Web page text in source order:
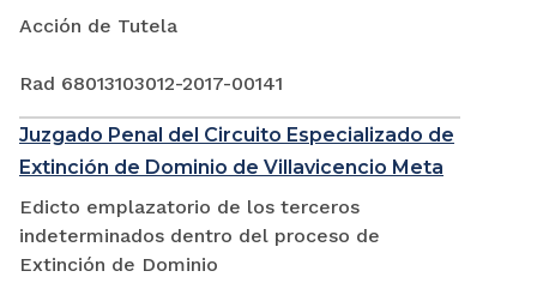
Acción de Tutela
Rad 68013103012-2017-00141
Juzgado Penal del Circuito Especializado de
Extinción de Dominio de Villavicencio Meta
Edicto emplazatorio de los terceros
indeterminados dentro del proceso de
Extinción de Dominio